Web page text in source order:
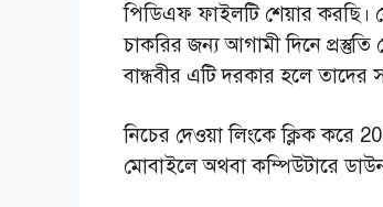
পিডিএফ ফাইলটি শেয়ার করছি।
চাকরির জন্য আগামী দিনে
বান্ধবীর এটি দরকার হলে তাদের
নিচের দেওয়া লিংকে ক্লিক করে
মোবাইলে অথবা কম্পিউটারে